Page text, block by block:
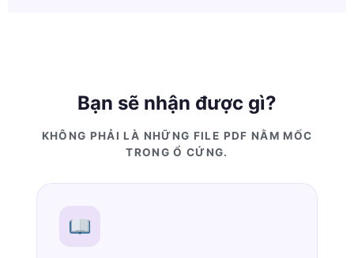
Bạn sẽ nhận được gì?
KHÔNG PHẢI LÀ NHỮNG FILE PDF NẰM MỐC
TRONG Ổ CỨNG.